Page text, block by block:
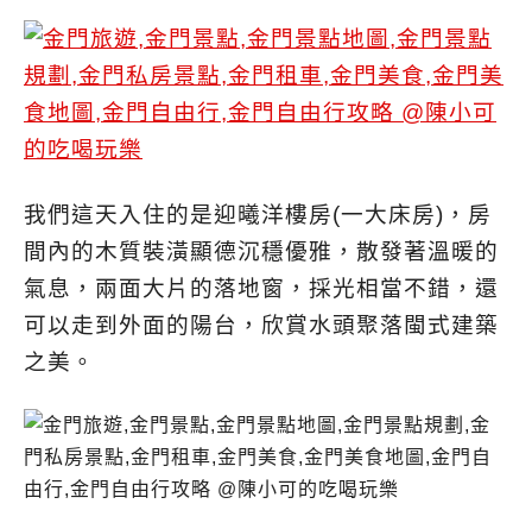
我們這天入住的是迎曦洋樓房(一大床房)，房
間內的木質裝潢顯德沉穩優雅，散發著溫暖的
氣息，兩面大片的落地窗，採光相當不錯，還
可以走到外面的陽台，欣賞水頭聚落閩式建築
之美。